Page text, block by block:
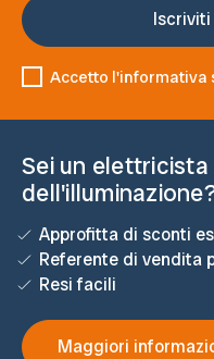
Accetto l'informativa
Sei un
Approfitta di sconti
Referente di vendita
Resi facili
Maggiori